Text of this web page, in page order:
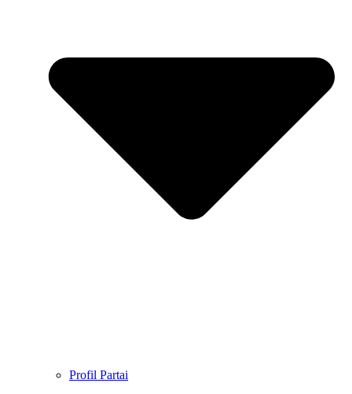
Profil Partai